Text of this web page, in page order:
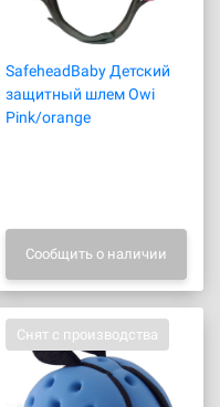
SafeheadBaby Детский
защитный шлем Owi
Pink/orange
Сообщить о наличии
Снят с производства